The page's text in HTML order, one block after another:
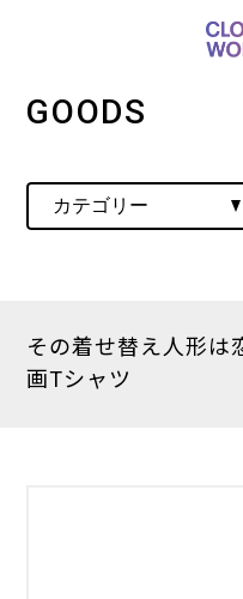
GOODS
その着せ替え人形は
画Tシャツ